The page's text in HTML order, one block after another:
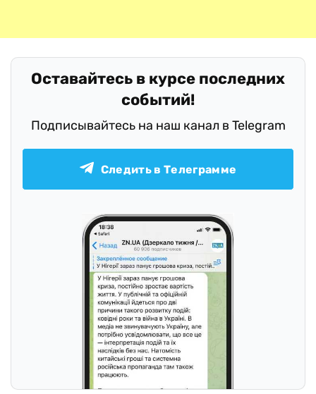
Оставайтесь в курсе последних
событий!
Подписывайтесь на наш канал в Telegram
Следить в Телеграмме